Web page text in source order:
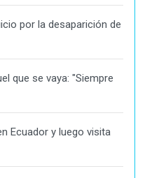
por la desaparición de
que se vaya: "Siempre
Ecuador y luego visita